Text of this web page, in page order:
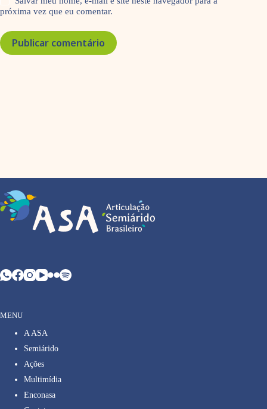
próxima vez que eu comentar.
Publicar comentário
MENU
A ASA
Semiárido
Ações
Multimídia
Enconasa